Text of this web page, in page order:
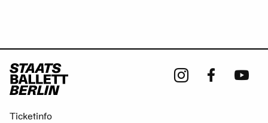
Ticketinfo